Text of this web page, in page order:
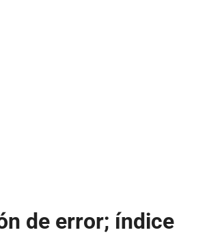
de error; índice